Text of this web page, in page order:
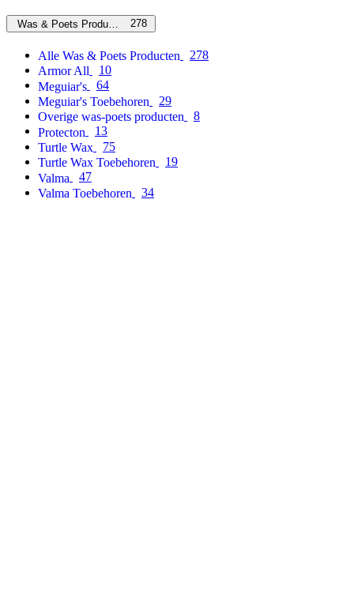
Was & Poets Producten 278
Alle Was & Poets Producten
278
Armor All
10
Meguiar's
64
Meguiar's Toebehoren
29
Overige was-poets producten
8
Protecton
13
Turtle Wax
75
Turtle Wax Toebehoren
19
Valma
47
Valma Toebehoren
34